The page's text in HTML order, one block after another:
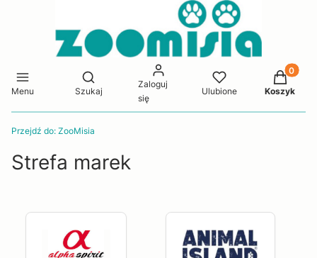
Menu
Otwórz wyszukiwarkę
Szukaj
Zaloguj
się
Ulubione Koszyk
Przejdź do: ZooMisia
Strefa marek